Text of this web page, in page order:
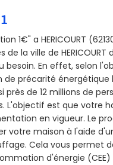
1€" a HERICOURT
de la ville de
En effet, selon
précarité énergétique
près de 12 millions de
L'objectif est que votre
en vigueur. Le
votre maison à l'aide
Cela vous permet
d'énergie